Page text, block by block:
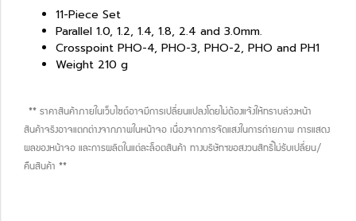
11-Piece Set
Parallel 1.0, 1.2, 1.4, 1.8, 2.4 and 3.0mm.
Crosspoint PHO-4, PHO-3, PHO-2, PHO and PH1
Weight 210 g
** ราคาสินค้าภายในเว็บไซต์อาจมีการเปลี่ยนแปลงโดยไม่ต้องแจ้งให้ทราบล่วงหน้า
สินค้าจริงอาจแตกต่างจากภาพในหน้าจอ เนื่องจากการจัดแสงในการถ่ายภาพ การแสดง
ผลของหน้าจอ และการผลิตในแต่ละล็อตสินค้า ทางบริษัทฯขอสงวนสิทธิ์ไม่รับเปลี่ยน/
คืนสินค้า **